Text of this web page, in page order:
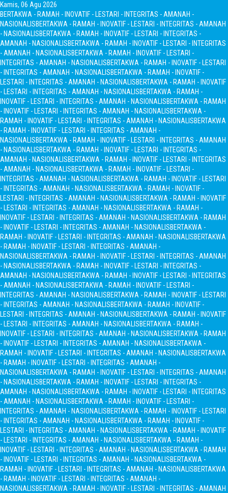
Kamis, 06 Agu 2026
BERTAKWA - RAMAH - INOVATIF - LESTARI - INTEGRITAS - AMANAH -
NASIONALISBERTAKWA - RAMAH - INOVATIF - LESTARI - INTEGRITAS - AMANAH
- NASIONALISBERTAKWA - RAMAH - INOVATIF - LESTARI - INTEGRITAS -
AMANAH - NASIONALISBERTAKWA - RAMAH - INOVATIF - LESTARI - INTEGRITAS
- AMANAH - NASIONALISBERTAKWA - RAMAH - INOVATIF - LESTARI -
INTEGRITAS - AMANAH - NASIONALISBERTAKWA - RAMAH - INOVATIF - LESTARI
- INTEGRITAS - AMANAH - NASIONALISBERTAKWA - RAMAH - INOVATIF -
LESTARI - INTEGRITAS - AMANAH - NASIONALISBERTAKWA - RAMAH - INOVATIF
- LESTARI - INTEGRITAS - AMANAH - NASIONALISBERTAKWA - RAMAH -
INOVATIF - LESTARI - INTEGRITAS - AMANAH - NASIONALISBERTAKWA - RAMAH
- INOVATIF - LESTARI - INTEGRITAS - AMANAH - NASIONALISBERTAKWA -
RAMAH - INOVATIF - LESTARI - INTEGRITAS - AMANAH - NASIONALISBERTAKWA
- RAMAH - INOVATIF - LESTARI - INTEGRITAS - AMANAH -
NASIONALISBERTAKWA - RAMAH - INOVATIF - LESTARI - INTEGRITAS - AMANAH
- NASIONALISBERTAKWA - RAMAH - INOVATIF - LESTARI - INTEGRITAS -
AMANAH - NASIONALISBERTAKWA - RAMAH - INOVATIF - LESTARI - INTEGRITAS
- AMANAH - NASIONALISBERTAKWA - RAMAH - INOVATIF - LESTARI -
INTEGRITAS - AMANAH - NASIONALISBERTAKWA - RAMAH - INOVATIF - LESTARI
- INTEGRITAS - AMANAH - NASIONALISBERTAKWA - RAMAH - INOVATIF -
LESTARI - INTEGRITAS - AMANAH - NASIONALISBERTAKWA - RAMAH - INOVATIF
- LESTARI - INTEGRITAS - AMANAH - NASIONALISBERTAKWA - RAMAH -
INOVATIF - LESTARI - INTEGRITAS - AMANAH - NASIONALISBERTAKWA - RAMAH
- INOVATIF - LESTARI - INTEGRITAS - AMANAH - NASIONALISBERTAKWA -
RAMAH - INOVATIF - LESTARI - INTEGRITAS - AMANAH - NASIONALISBERTAKWA
- RAMAH - INOVATIF - LESTARI - INTEGRITAS - AMANAH -
NASIONALISBERTAKWA - RAMAH - INOVATIF - LESTARI - INTEGRITAS - AMANAH
- NASIONALISBERTAKWA - RAMAH - INOVATIF - LESTARI - INTEGRITAS -
AMANAH - NASIONALISBERTAKWA - RAMAH - INOVATIF - LESTARI - INTEGRITAS
- AMANAH - NASIONALISBERTAKWA - RAMAH - INOVATIF - LESTARI -
INTEGRITAS - AMANAH - NASIONALISBERTAKWA - RAMAH - INOVATIF - LESTARI
- INTEGRITAS - AMANAH - NASIONALISBERTAKWA - RAMAH - INOVATIF -
LESTARI - INTEGRITAS - AMANAH - NASIONALISBERTAKWA - RAMAH - INOVATIF
- LESTARI - INTEGRITAS - AMANAH - NASIONALISBERTAKWA - RAMAH -
INOVATIF - LESTARI - INTEGRITAS - AMANAH - NASIONALISBERTAKWA - RAMAH
- INOVATIF - LESTARI - INTEGRITAS - AMANAH - NASIONALISBERTAKWA -
RAMAH - INOVATIF - LESTARI - INTEGRITAS - AMANAH - NASIONALISBERTAKWA
- RAMAH - INOVATIF - LESTARI - INTEGRITAS - AMANAH -
NASIONALISBERTAKWA - RAMAH - INOVATIF - LESTARI - INTEGRITAS - AMANAH
- NASIONALISBERTAKWA - RAMAH - INOVATIF - LESTARI - INTEGRITAS -
AMANAH - NASIONALISBERTAKWA - RAMAH - INOVATIF - LESTARI - INTEGRITAS
- AMANAH - NASIONALISBERTAKWA - RAMAH - INOVATIF - LESTARI -
INTEGRITAS - AMANAH - NASIONALISBERTAKWA - RAMAH - INOVATIF - LESTARI
- INTEGRITAS - AMANAH - NASIONALISBERTAKWA - RAMAH - INOVATIF -
LESTARI - INTEGRITAS - AMANAH - NASIONALISBERTAKWA - RAMAH - INOVATIF
- LESTARI - INTEGRITAS - AMANAH - NASIONALISBERTAKWA - RAMAH -
INOVATIF - LESTARI - INTEGRITAS - AMANAH - NASIONALISBERTAKWA - RAMAH
- INOVATIF - LESTARI - INTEGRITAS - AMANAH - NASIONALISBERTAKWA -
RAMAH - INOVATIF - LESTARI - INTEGRITAS - AMANAH - NASIONALISBERTAKWA
- RAMAH - INOVATIF - LESTARI - INTEGRITAS - AMANAH -
NASIONALISBERTAKWA - RAMAH - INOVATIF - LESTARI - INTEGRITAS - AMANAH